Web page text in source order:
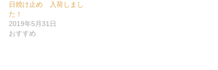
日焼け止め 入荷しまし
た！
2019年5月31日
おすすめ